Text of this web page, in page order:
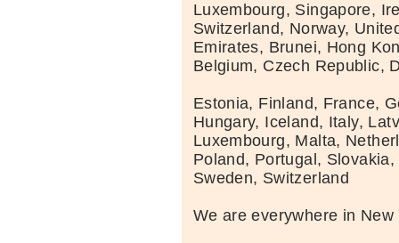
Luxembourg, Singapore,
Switzerland, Norway,
Emirates, Brunei, Hong
Belgium, Czech Republic,
Estonia, Finland, France,
Hungary, Iceland, Italy,
Luxembourg, Malta,
Poland, Portugal,
Sweden, Switzerland
We are everywhere in New